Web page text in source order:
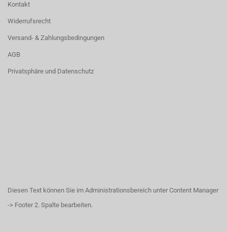
Kontakt
Widerrufsrecht
Versand- & Zahlungsbedingungen
AGB
Privatsphäre und Datenschutz
Diesen Text können Sie im Administrationsbereich unter Content Manager
-> Footer 2. Spalte bearbeiten.